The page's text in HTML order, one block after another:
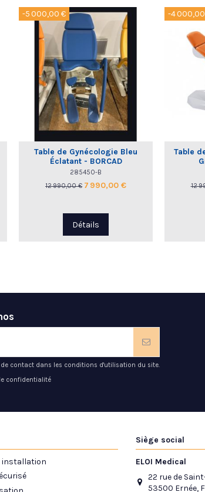
-5 000,00 €
Table de Gynécologie Bleu
Éclatant - BORCAD
285450-B
12 990,00 € 7 990,00 €
Détails
-4
Table
12
contact dans les conditions d'utilisation du site.
confidentialité
installation
Siège social
ELOI Medical
22 rue de
53500 Ernée,